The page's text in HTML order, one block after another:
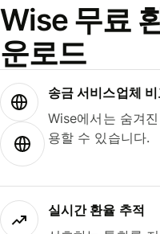
Wise 무료
운로드
송금 서비스업체 비
Wise에서는 숨겨
용할 수 있습니다.
실시간 환율 추적